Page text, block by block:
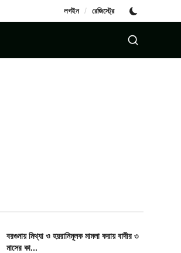
লগইন / রেজিস্ট্রে
বরগুনায় মিথ্যা ও হয়রানিমূলক মামলা করায় বাদীর ৩
মাসের কা...